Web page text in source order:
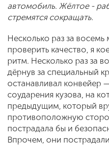
автомобиль. Жёлтое -
стремятся сокращать.
Несколько раз за
проверить качество, я
ритм. Несколько раз за
дёрнув за специальный
останавливал конвейер
соударения кузова, на
предыдущим, который
противоположную
пострадала бы и
Впрочем, они